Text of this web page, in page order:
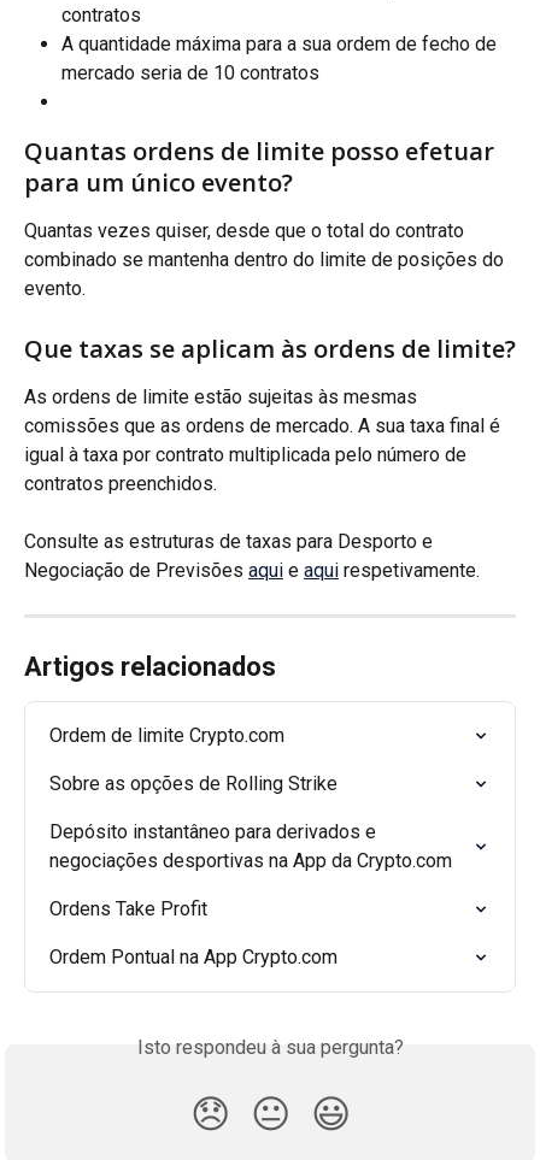
contratos
A quantidade máxima para a sua ordem de fecho de
mercado seria de 10 contratos
Quantas ordens de limite posso efetuar
para um único evento?
Quantas vezes quiser, desde que o total do contrato
combinado se mantenha dentro do limite de posições do
evento.
Que taxas se aplicam às ordens de limite?
As ordens de limite estão sujeitas às mesmas
comissões que as ordens de mercado. A sua taxa final é
igual à taxa por contrato multiplicada pelo número de
contratos preenchidos.
Consulte as estruturas de taxas para Desporto e
Negociação de Previsões aqui e aqui respetivamente.
Artigos relacionados
Ordem de limite Crypto.com
Sobre as opções de Rolling Strike
Depósito instantâneo para derivados e
negociações desportivas na App da Crypto.com
Ordens Take Profit
Ordem Pontual na App Crypto.com
Isto respondeu à sua pergunta?
😞 😐 😃